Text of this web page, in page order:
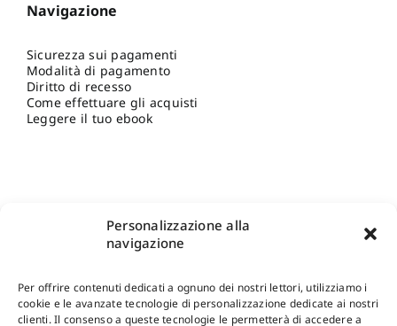
Personalizzazione alla
navigazione
Per offrire contenuti dedicati a ognuno dei nostri lettori, utilizziamo i
cookie e le avanzate tecnologie di personalizzazione dedicate ai nostri
clienti. Il consenso a queste tecnologie le permetterà di accedere a
Navigazione
Sicurezza sui pagamenti
Modalità di pagamento
Diritto di recesso
Come effettuare gli acquisti
Leggere il tuo ebook